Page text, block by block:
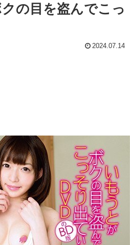
の目を盗んでこっ
2024.07.14